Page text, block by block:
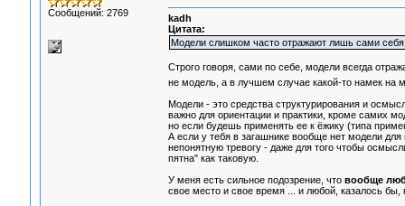
Сообщений: 2769
kadh
Цитата:
Модели слишком часто отражают лишь сами
Строго говоря, сами по себе, модели всегда
не модель, а в лучшем случае какой-то намек на
Модели - это средства структурирования и
важно для ориентации и практики, кроме самих
но если будешь применять ее к ёжику (типа
А если у тебя в загашнике вообще нет модели
непонятную тревогу - даже для того чтобы
пятна" как таковую.
У меня есть сильное подозрение, что вообще
свое место и свое время ... и любой, казалось